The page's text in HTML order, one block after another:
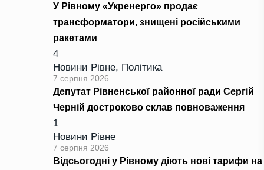
У Рівному «Укренерго» продає
трансформатори, знищені російськими
ракетами
4
Новини Рівне, Політика
7 серпня 2026
Депутат Рівненської районної ради Сергій
Черній достроково склав повноваження
1
Новини Рівне
7 серпня 2026
Відсьогодні у Рівному діють нові тарифи на